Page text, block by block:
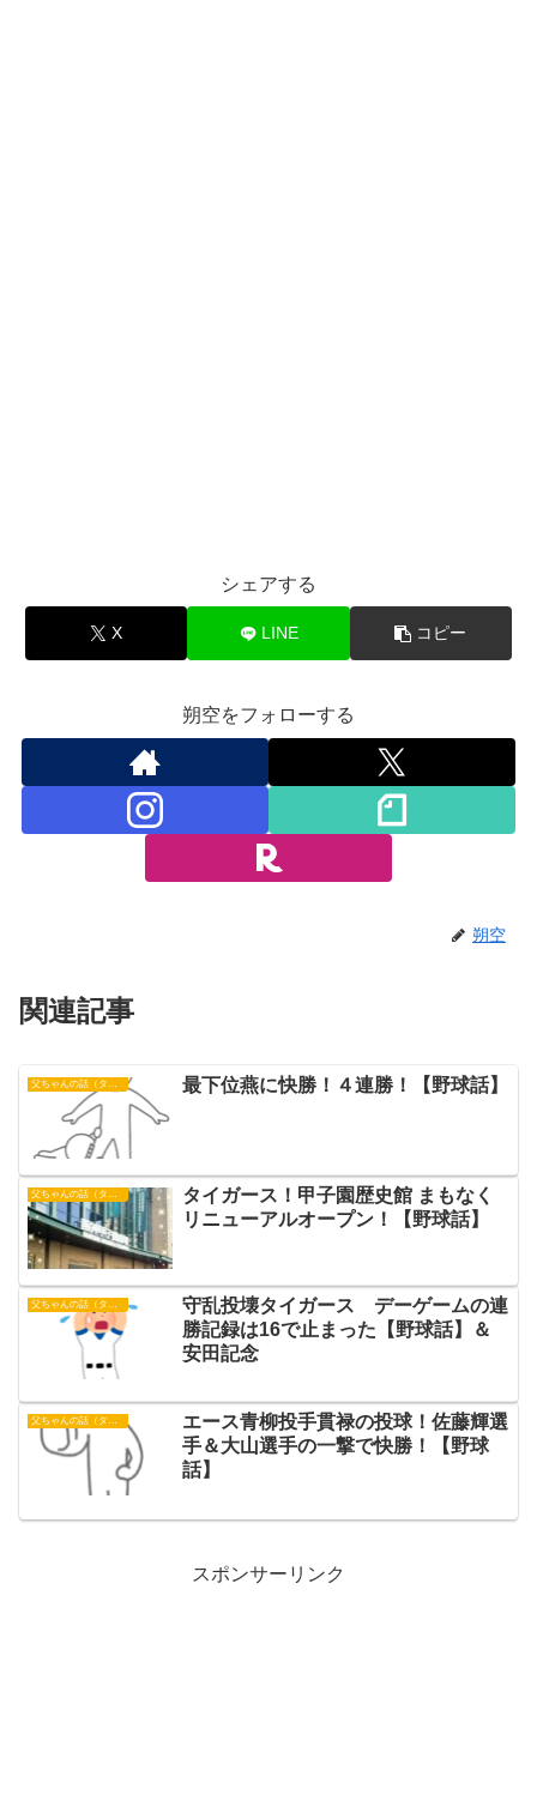
シェアする
X LINE コピー
朔空をフォローする
朔空
関連記事
父ちゃんの話（タイガース） 最下位燕に快勝！４連勝！【野球話】
タイガース！甲子園歴史館 まもなく
リニューアルオープン！【野球話】
守乱投壊タイガース デーゲームの連
勝記録は16で止まった【野球話】＆
安田記念
父ちゃんの話（タイガース）
エース青柳投手貫禄の投球！佐藤輝選
手＆大山選手の一撃で快勝！【野球
話】
スポンサーリンク